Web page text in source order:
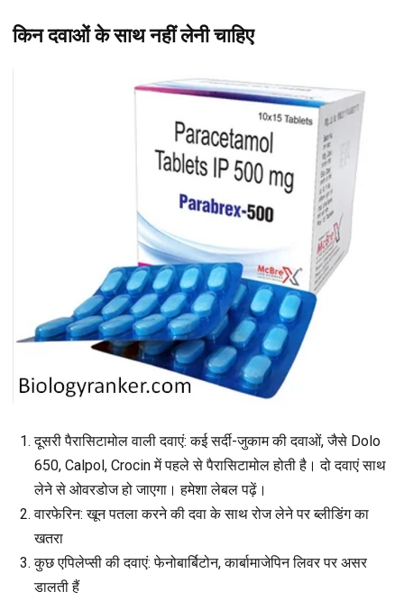
किन दवाओं के साथ नहीं लेनी चाहिए
दूसरी पैरासिटामोल वाली दवाएं: कई सर्दी-जुकाम की दवाओं, जैसे Dolo
650, Calpol, Crocin में पहले से पैरासिटामोल होती है। दो दवाएं साथ
लेने से ओवरडोज हो जाएगा। हमेशा लेबल पढ़ें।
वारफेरिन: खून पतला करने की दवा के साथ रोज लेने पर ब्लीडिंग का
खतरा
कुछ एपिलेप्सी की दवाएं: फेनोबार्बिटोन, कार्बामाजेपिन लिवर पर असर
डालती हैं